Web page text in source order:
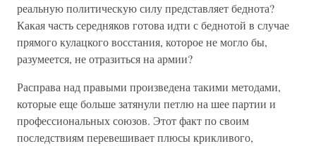
реальную политическую силу представляет беднота?
Какая часть середняков готова идти с беднотой в случае
прямого кулацкого восстания, которое не могло бы,
разумеется, не отразиться на армии?
Расправа над правыми произведена такими методами,
которые еще больше затянули петлю на шее партии и
профессиональных союзов. Этот факт по своим
последствиям перевешивает плюсы крикливого,